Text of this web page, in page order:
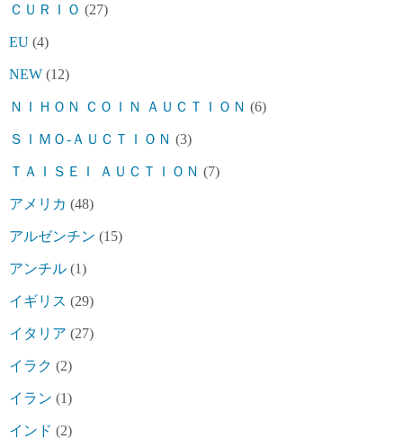
ＣＵＲＩＯ (27)
EU (4)
NEW (12)
ＮＩＨＯＮ ＣＯＩＮ ＡＵＣＴＩＯＮ (6)
ＳＩＭＯ-ＡＵＣＴＩＯＮ (3)
ＴＡＩＳＥＩ ＡＵＣＴＩＯＮ (7)
アメリカ (48)
アルゼンチン (15)
アンチル (1)
イギリス (29)
イタリア (27)
イラク (2)
イラン (1)
インド (2)